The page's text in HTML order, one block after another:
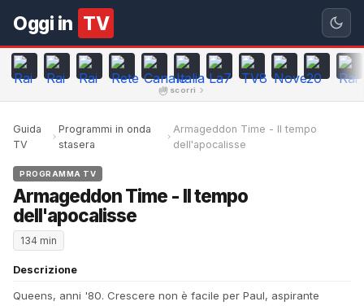
Oggi in TV
scorri
Guida
TV
Programmi in onda
stasera
Armageddon Time - Il tempo
dell'apocalisse
PROGRAMMA TV
Armageddon Time - Il tempo
dell'apocalisse
134 min
Descrizione
Queens, anni '80. Crescere non è facile per Paul, aspirante